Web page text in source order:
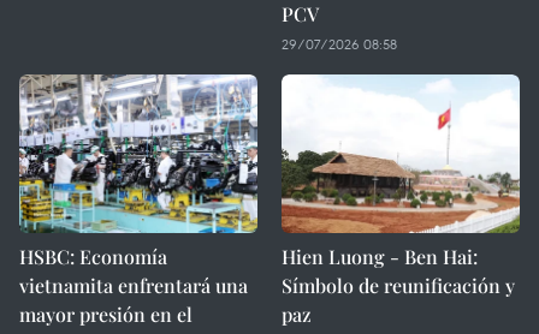
PCV
29/07/2026 08:58
HSBC: Economía
vietnamita enfrentará una
mayor presión en el
Hien Luong - Ben Hai:
Símbolo de reunificación y
paz